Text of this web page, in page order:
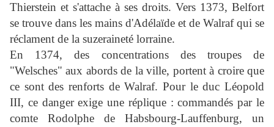
Thierstein et s'attache à ses droits. Vers 1373, Belfort
se trouve dans les mains d'Adélaïde et de Walraf qui se
réclament de la suzeraineté lorraine.
En 1374, des concentrations des troupes de
"Welsches" aux abords de la ville, portent à croire que
ce sont des renforts de Walraf. Pour le duc Léopold
III, ce danger exige une réplique : commandés par le
comte Rodolphe de Habsbourg-Lauffenburg, un